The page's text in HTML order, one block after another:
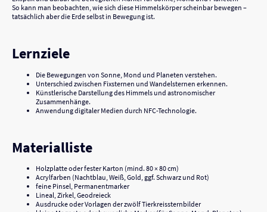
So kann man beobachten, wie sich diese Himmelskörper scheinbar bewegen –
tatsächlich aber die Erde selbst in Bewegung ist.
Lernziele
Die Bewegungen von Sonne, Mond und Planeten verstehen.
Unterschied zwischen Fixsternen und Wandelsternen erkennen.
Künstlerische Darstellung des Himmels und astronomischer
Zusammenhänge.
Anwendung digitaler Medien durch NFC-Technologie.
Materialliste
Holzplatte oder fester Karton (mind. 80 × 80 cm)
Acrylfarben (Nachtblau, Weiß, Gold, ggf. Schwarz und Rot)
feine Pinsel, Permanentmarker
Lineal, Zirkel, Geodreieck
Ausdrucke oder Vorlagen der zwölf Tierkreissternbilder